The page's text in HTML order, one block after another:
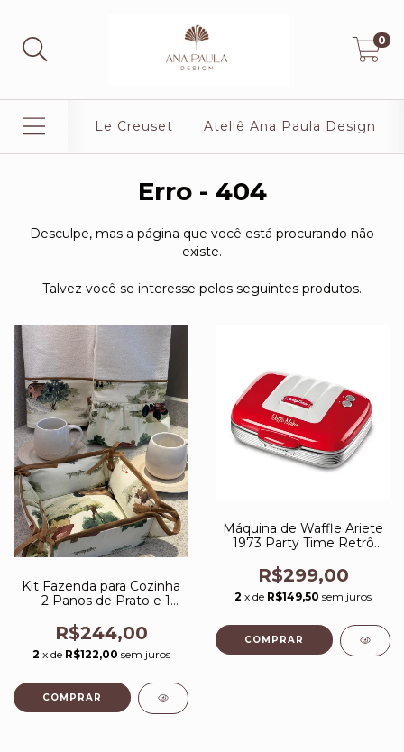
0
Le Creuset Ateliê Ana Paula Design
Erro - 404
Desculpe, mas a página que você está procurando não
existe.
Talvez você se interesse pelos seguintes produtos.
Kit Fazenda para Cozinha
– 2 Panos de Prato e 1
Paula Design
R$244,00
2 x de R$122,00 sem juros
Máquina de Waffle Ariete
1973 Party Time Retrô
R$299,00
2 x de R$149,50 sem juros